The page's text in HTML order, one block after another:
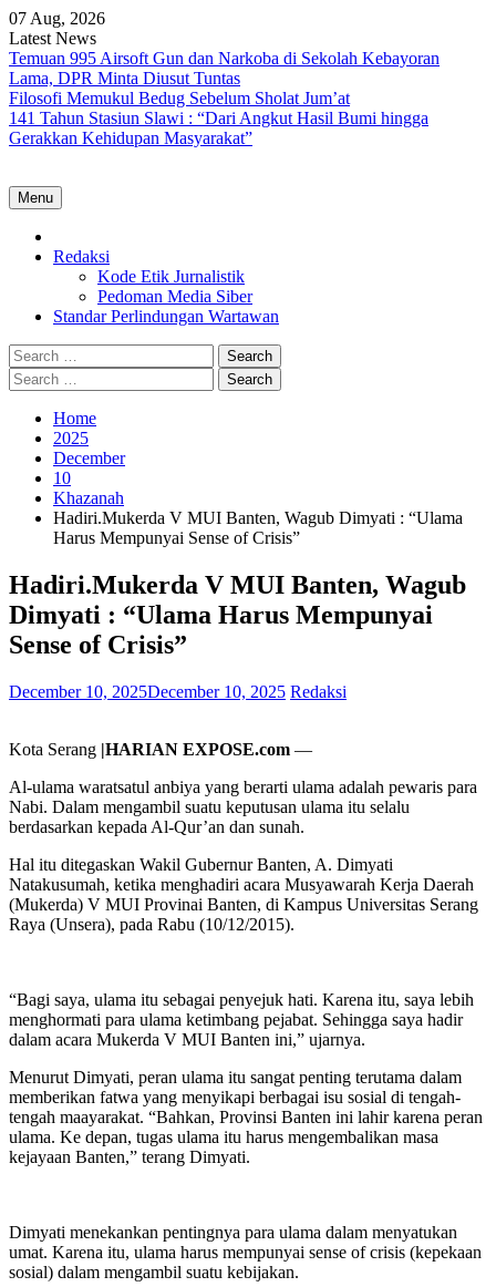
Skip
to
content
07 Aug, 2026
Latest News
Temuan 995 Airsoft Gun dan Narkoba di Sekolah Kebayoran
Lama, DPR Minta Diusut Tuntas
Filosofi Memukul Bedug Sebelum Sholat Jum’at
141 Tahun Stasiun Slawi : “Dari Angkut Hasil Bumi hingga
Gerakkan Kehidupan Masyarakat”
Menu
Redaksi
Kode Etik Jurnalistik
Pedoman Media Siber
Standar Perlindungan Wartawan
Search
for:
Search
for:
Home
2025
December
10
Khazanah
Hadiri.Mukerda V MUI Banten, Wagub Dimyati : “Ulama
Harus Mempunyai Sense of Crisis”
Hadiri.Mukerda V MUI Banten, Wagub
Dimyati : “Ulama Harus Mempunyai
Sense of Crisis”
December 10, 2025December 10, 2025 Redaksi
Kota Serang |HARIAN EXPOSE.com —
Al-ulama waratsatul anbiya yang berarti ulama adalah pewaris para
Nabi. Dalam mengambil suatu keputusan ulama itu selalu
berdasarkan kepada Al-Qur’an dan sunah.
Hal itu ditegaskan Wakil Gubernur Banten, A. Dimyati
Natakusumah, ketika menghadiri acara Musyawarah Kerja Daerah
(Mukerda) V MUI Provinai Banten, di Kampus Universitas Serang
Raya (Unsera), pada Rabu (10/12/2015).
“Bagi saya, ulama itu sebagai penyejuk hati. Karena itu, saya lebih
menghormati para ulama ketimbang pejabat. Sehingga saya hadir
dalam acara Mukerda V MUI Banten ini,” ujarnya.
Menurut Dimyati, peran ulama itu sangat penting terutama dalam
memberikan fatwa yang menyikapi berbagai isu sosial di tengah-
tengah maayarakat. “Bahkan, Provinsi Banten ini lahir karena peran
ulama. Ke depan, tugas ulama itu harus mengembalikan masa
kejayaan Banten,” terang Dimyati.
Dimyati menekankan pentingnya para ulama dalam menyatukan
umat. Karena itu, ulama harus mempunyai sense of crisis (kepekaan
sosial) dalam mengambil suatu kebijakan.